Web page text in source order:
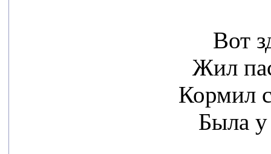
Вот
Жил
Кормил
Была